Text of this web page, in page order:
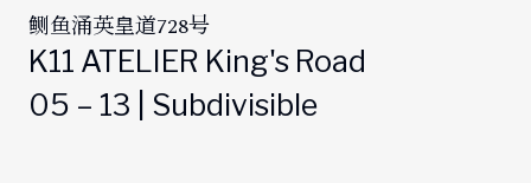
鲗鱼涌英皇道728号
K11 ATELIER King's Road
05 – 13 | Subdivisible